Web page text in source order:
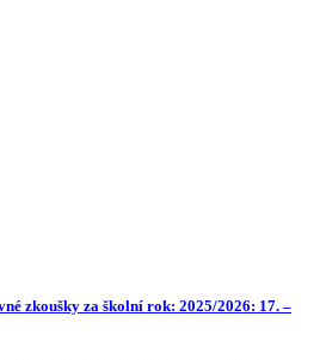
zkoušky za školní rok: 2025/2026: 17. –